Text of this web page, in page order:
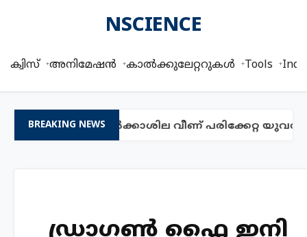
NSCIENCE
ക്വിസ് അനിമേഷൻ കാൽക്കുലേറ്ററുകൾ Tools
BREAKING NEWS
പ്രായമുള്ള ഉൽക്കാശില വീണ് പരിക്കേറ്റ
ഡ്രാഗണ്‍ ഫ്ലൈ ഇനി